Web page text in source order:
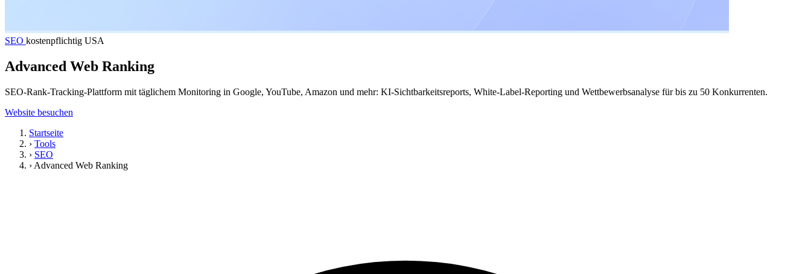
SEO kostenpflichtig USA
Advanced Web Ranking
SEO-Rank-Tracking-Plattform mit täglichem Monitoring in Google, YouTube, Amazon und mehr: KI-Sichtbarkeitsreports, White-Label-Reporting und Wettbewerbsanalyse für bis zu 50 Konkurrenten.
Website besuchen
Startseite
› Tools
› SEO
› Advanced Web Ranking